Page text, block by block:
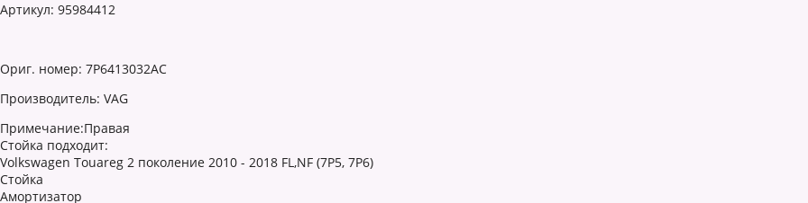
Артикул: 95984412
Ориг. номер: 7P6413032AC
Производитель: VAG
Примечание:Правая
Стойка подходит:
Volkswagen Touareg 2 поколение 2010 - 2018 FL,NF (7P5, 7P6)
Стойка
Амортизатор